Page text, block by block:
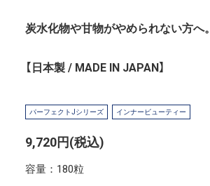
炭水化物や甘物がやめられない方へ。
【日本製 / MADE IN JAPAN】
パーフェクトJシリーズ インナービューティー
9,720円(税込)
容量：180粒